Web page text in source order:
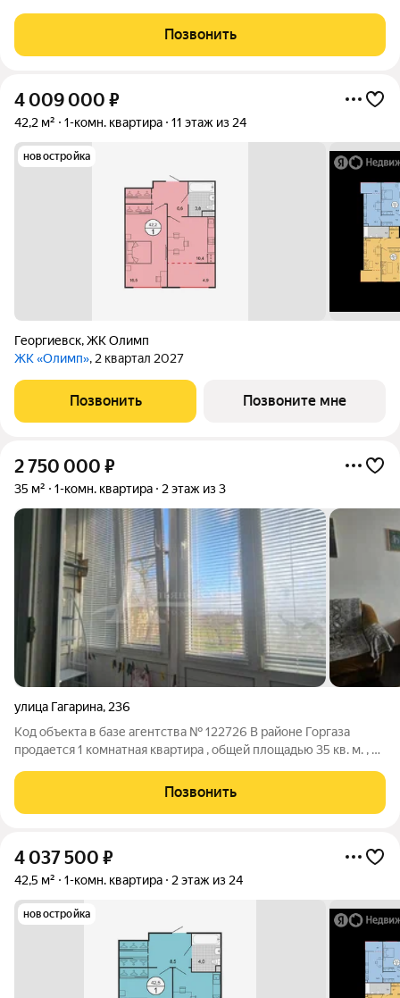
Очень уютная. Документы в порядке, один собственник.
Первый этаж, окна на улицу
Позвонить
4 009 000 ₽
42,2 м² 1-комн. квартира 11 этаж из 24
новостройка
Георгиевск,ЖК Олимп
ЖК «Олимп», 2 квартал 2027
Позвонить Позвоните мне
2 750 000 ₽
35 м² 1-комн. квартира 2 этаж из 3
улица Гагарина, 236
Код объекта в базе агентства № 122726 В районе Горгаза
продается 1 комнатная квартира , общей площадью 35 кв. м. , с
сделан хороший ремонт, никаких дополнительных вложений
не требуется. Остается
Позвонить
4 037 500 ₽
42,5 м² 1-комн. квартира 2 этаж из 24
новостройка